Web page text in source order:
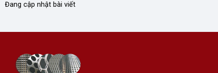
Đang cập nhật bài viết